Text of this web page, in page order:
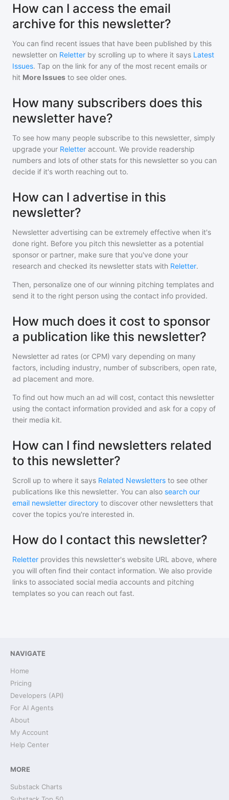
How can I access the email
archive for this newsletter?
You can find recent issues that have been published by this
newsletter on Reletter by scrolling up to where it says Latest
Issues. Tap on the link for any of the most recent emails or
hit More Issues to see older ones.
How many subscribers does this
newsletter have?
To see how many people subscribe to this newsletter, simply
upgrade your Reletter account. We provide readership
numbers and lots of other stats for this newsletter so you can
decide if it's worth reaching out to.
How can I advertise in this
newsletter?
Newsletter advertising can be extremely effective when it's
done right. Before you pitch this newsletter as a potential
sponsor or partner, make sure that you've done your
research and checked its newsletter stats with Reletter.
Then, personalize one of our winning pitching templates and
send it to the right person using the contact info provided.
How much does it cost to sponsor
a publication like this newsletter?
Newsletter ad rates (or CPM) vary depending on many
factors, including industry, number of subscribers, open rate,
ad placement and more.
To find out how much an ad will cost, contact this newsletter
using the contact information provided and ask for a copy of
their media kit.
How can I find newsletters related
to this newsletter?
Scroll up to where it says Related Newsletters to see other
publications like this newsletter. You can also search our
email newsletter directory to discover other newsletters that
cover the topics you're interested in.
How do I contact this newsletter?
Reletter provides this newsletter's website URL above, where
you will often find their contact information. We also provide
links to associated social media accounts and pitching
templates so you can reach out fast.
NAVIGATE
Home
Pricing
Developers (API)
For AI Agents
About
My Account
Help Center
MORE
Substack Charts